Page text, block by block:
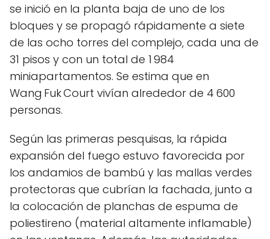
se inició en la planta baja de uno de los
bloques y se propagó rápidamente a siete
de las ocho torres del complejo, cada una de
31 pisos y con un total de 1 984
miniapartamentos. Se estima que en
Wang Fuk Court vivían alrededor de 4 600
personas.
Según las primeras pesquisas, la rápida
expansión del fuego estuvo favorecida por
los andamios de bambú y las mallas verdes
protectoras que cubrían la fachada, junto a
la colocación de planchas de espuma de
poliestireno (material altamente inflamable)